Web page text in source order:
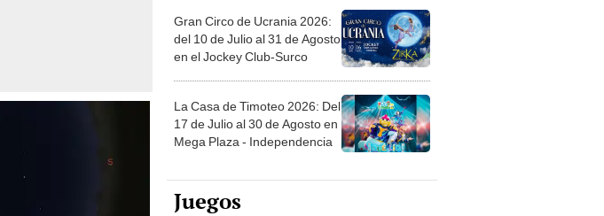
Gran Circo de Ucrania 2026:
del 10 de Julio al 31 de Agosto
en el Jockey Club-Surco
La Casa de Timoteo 2026: Del
17 de Julio al 30 de Agosto en
Mega Plaza - Independencia
Juegos